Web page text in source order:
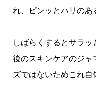
れ、ピンッとハリのあ
しばらくするとサラ
後のスキンケアのジャ
ズではないためこれ自